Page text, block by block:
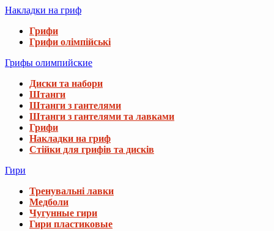
Накладки на гриф
Грифи
Грифи олімпійські
Грифы олимпийские
Диски та набори
Штанги
Штанги з гантелями
Штанги з гантелями та лавками
Грифи
Накладки на гриф
Стійки для грифів та дисків
Гири
Тренувальні лавки
Медболи
Чугунные гири
Гири пластиковые